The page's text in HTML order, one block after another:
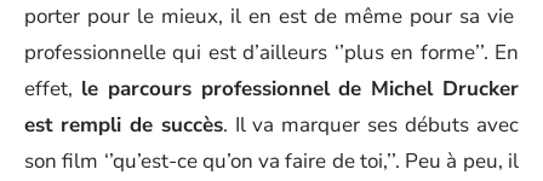
porter pour le mieux, il en est de même pour sa vie
professionnelle qui est d’ailleurs ‘’plus en forme’’. En
effet, le parcours professionnel de Michel Drucker
est rempli de succès. Il va marquer ses débuts avec
son film ‘’qu’est-ce qu’on va faire de toi,’’. Peu à peu, il